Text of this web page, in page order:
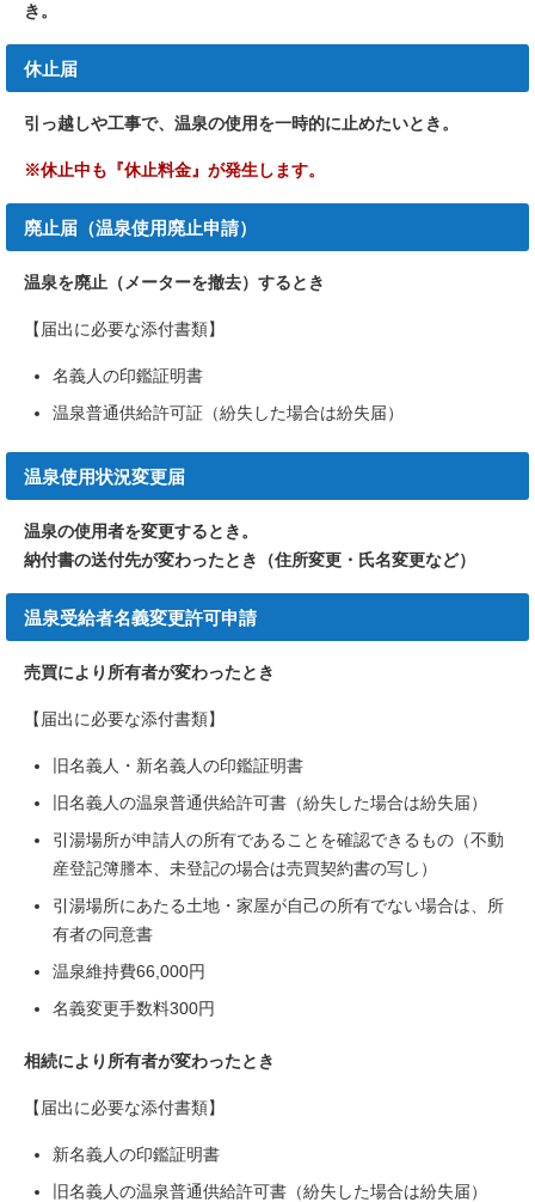
き。
休止届
引っ越しや工事で、温泉の使用を一時的に止めたいとき。
※休止中も『休止料金』が発生します。
廃止届（温泉使用廃止申請）
温泉を廃止（メーターを撤去）するとき
【届出に必要な添付書類】
名義人の印鑑証明書
温泉普通供給許可証（紛失した場合は紛失届）
温泉使用状況変更届
温泉の使用者を変更するとき。
納付書の送付先が変わったとき（住所変更・氏名変更など）
温泉受給者名義変更許可申請
売買により所有者が変わったとき
【届出に必要な添付書類】
旧名義人・新名義人の印鑑証明書
旧名義人の温泉普通供給許可書（紛失した場合は紛失届）
引湯場所が申請人の所有であることを確認できるもの（不動
産登記簿謄本、未登記の場合は売買契約書の写し）
引湯場所にあたる土地・家屋が自己の所有でない場合は、所
有者の同意書
温泉維持費66,000円
名義変更手数料300円
相続により所有者が変わったとき
【届出に必要な添付書類】
新名義人の印鑑証明書
旧名義人の温泉普通供給許可書（紛失した場合は紛失届）